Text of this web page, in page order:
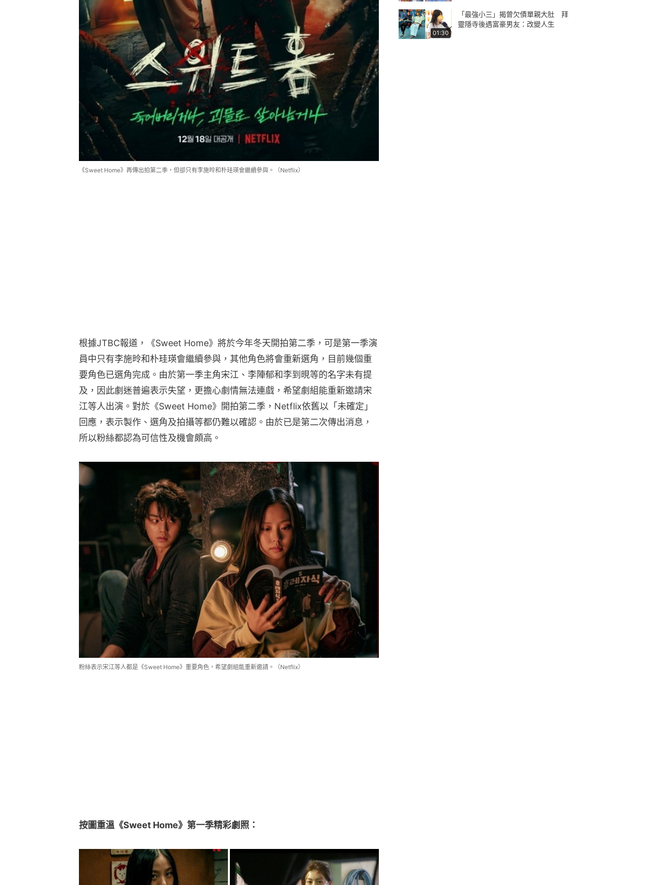
《Sweet Home》再傳出拍第二季，但卻只有李施昤和朴珪瑛會繼續參與。（Netflix）
根據JTBC報道，《Sweet Home》將於今年冬天開拍第二季，可是第一季演
員中只有李施昤和朴珪瑛會繼續參與，其他角色將會重新選角，目前幾個重
要角色已選角完成。由於第一季主角宋江、李陣郁和李到晛等的名字未有提
及，因此劇迷普遍表示失望，更擔心劇情無法連戲，希望劇組能重新邀請宋
江等人出演。對於《Sweet Home》開拍第二季，Netflix依舊以「未確定」
回應，表示製作、選角及拍攝等都仍難以確認。由於已是第二次傳出消息，
所以粉絲都認為可信性及機會頗高。
粉絲表示宋江等人都是《Sweet Home》重要角色，希望劇組能重新邀請。（Netflix）
按圖重溫《Sweet Home》第一季精彩劇照：
01:30
「最強小三」揭曾欠債單親大肚 拜
靈隱寺後遇富豪男友：改變人生